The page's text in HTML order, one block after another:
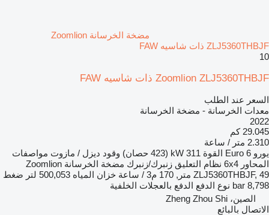
مضخة الخرسانة Zoomlion
ZLJ5360THBJF ذات شاسيه FAW
10
Zoomlion ZLJ5360THBJF ذات شاسيه FAW
السعر عند الطلب
معدات الخرسانة - مضخة الخرسانة
2022
29.045 كم
2.310 متر / ساعة
يورو Euro 6 القوة 311 kW (423 حصان) وقود ديزل / مازوت مواصفات
المحاور 6x4 نظام التعليق زنبرك/زنبرك مضخة الخرسانة Zoomlion
ZLJ5360THBJF, 49 متر, 170 م3 / ساعة
خزان المياه 500,053 لتر
ضغط
8,798 bar
نوع الدفع الدفع بالعجلات الخلفية
الصين، Zheng Zhou Shi
الاتصال بالبائع